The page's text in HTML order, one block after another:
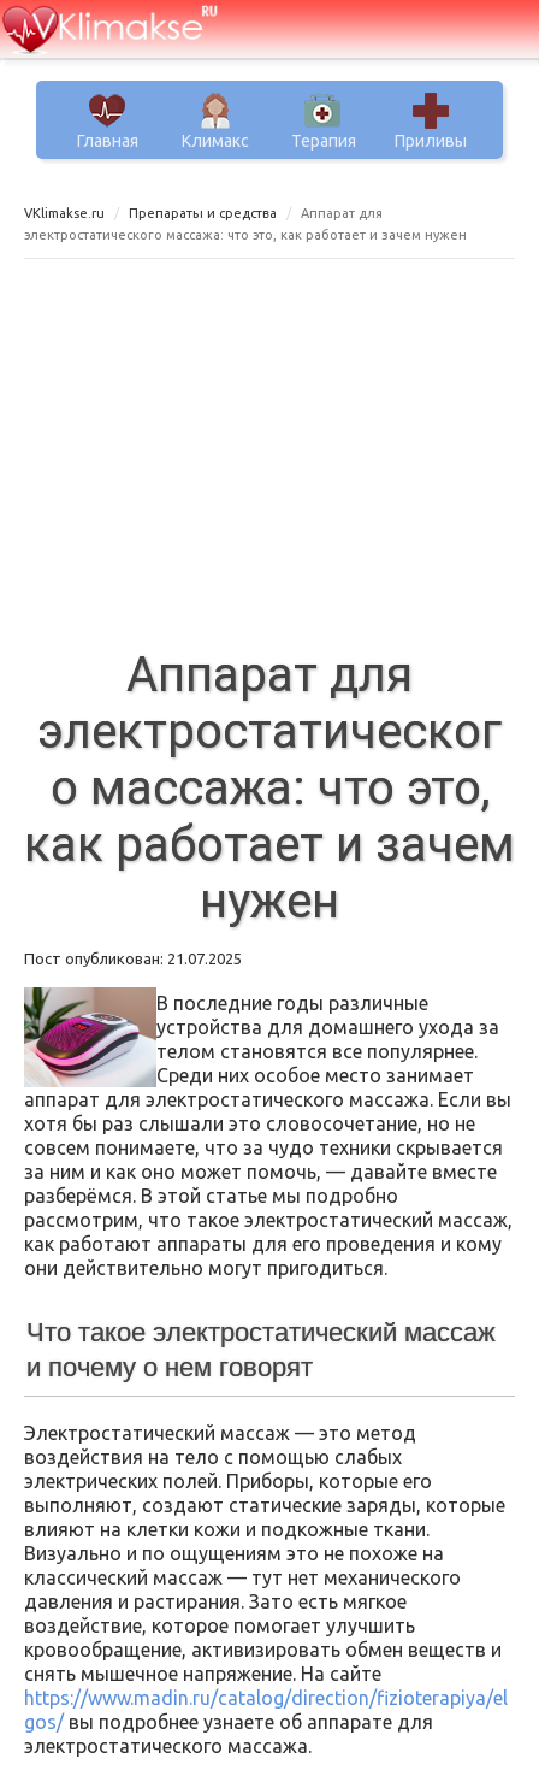
Главная Климакс Терапия Приливы
VKlimakse.ru Препараты и средства
Аппарат для
электростатического массажа: что это, как работает и зачем нужен
Аппарат для
электростатическог
о массажа: что это,
как работает и зачем
нужен
Пост опубликован: 21.07.2025
В последние годы различные
устройства для домашнего ухода за
телом становятся все популярнее.
Среди них особое место занимает
аппарат для электростатического массажа. Если вы
хотя бы раз слышали это словосочетание, но не
совсем понимаете, что за чудо техники скрывается
за ним и как оно может помочь, — давайте вместе
разберёмся. В этой статье мы подробно
рассмотрим, что такое электростатический массаж,
как работают аппараты для его проведения и кому
они действительно могут пригодиться.
Что такое электростатический массаж
и почему о нем говорят
Электростатический массаж — это метод
воздействия на тело с помощью слабых
электрических полей. Приборы, которые его
выполняют, создают статические заряды, которые
влияют на клетки кожи и подкожные ткани.
Визуально и по ощущениям это не похоже на
классический массаж — тут нет механического
давления и растирания. Зато есть мягкое
воздействие, которое помогает улучшить
кровообращение, активизировать обмен веществ и
снять мышечное напряжение. На сайте
https://www.madin.ru/catalog/direction/fizioterapiya/el
gos/вы подробнее узнаете об аппарате для
электростатического массажа.